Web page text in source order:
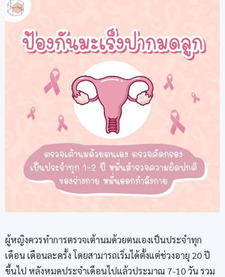
ผู้หญิงควรทำการตรวจเต้านมด้วยตนเองเป็นประจำทุก
เดือน เดือนละครั้ง โดยสามารถเริ่มได้ตั้งแต่ช่วงอายุ 20 ปี
ขึ้นไป หลังหมดประจำเดือนไปแล้วประมาณ 7-10 วัน รวม